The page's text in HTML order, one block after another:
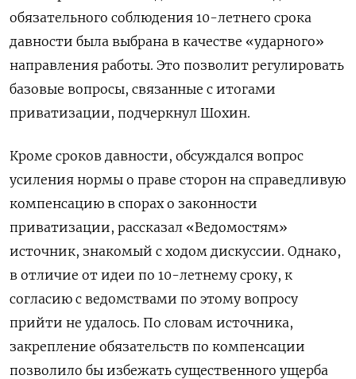
обязательного соблюдения 10-летнего срока
давности была выбрана в качестве «ударного»
направления работы. Это позволит регулировать
базовые вопросы, связанные с итогами
приватизации, подчеркнул Шохин.
Кроме сроков давности, обсуждался вопрос
усиления нормы о праве сторон на справедливую
компенсацию в спорах о законности
приватизации, рассказал «Ведомостям»
источник, знакомый с ходом дискуссии. Однако,
в отличие от идеи по 10-летнему сроку, к
согласию с ведомствами по этому вопросу
прийти не удалось. По словам источника,
закрепление обязательств по компенсации
позволило бы избежать существенного ущерба